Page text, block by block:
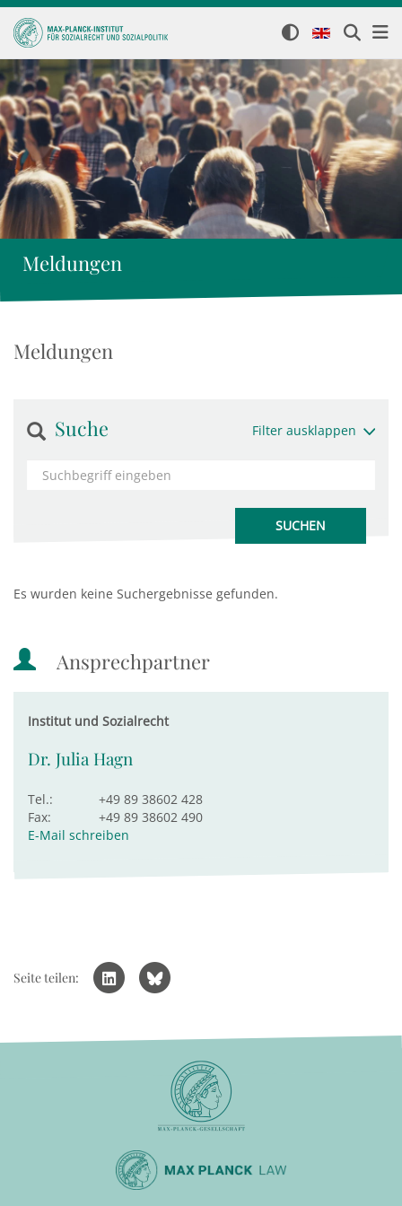
Meldungen
Meldungen
Suche Filter ausklappen
Es wurden keine Suchergebnisse gefunden.
Ansprechpartner
Institut und Sozialrecht
Dr. Julia Hagn
Tel.:
+49 89 38602 428
Fax:
+49 89 38602 490
E-Mail schreiben
Seite teilen: